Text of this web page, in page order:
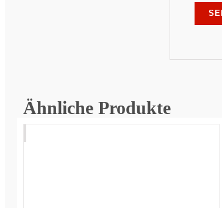
Ähnliche Produkte